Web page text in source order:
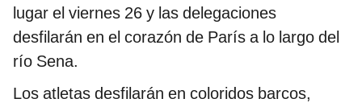
lugar el viernes 26 y las delegaciones
desfilarán en el corazón de París a lo largo del
río Sena.
Los atletas desfilarán en coloridos barcos,